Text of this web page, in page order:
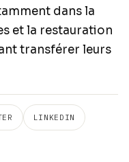
dans la
et la restauration
transférer leurs
LINKEDIN